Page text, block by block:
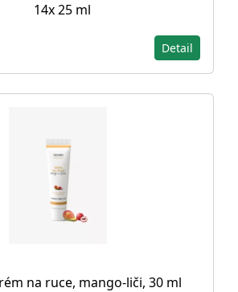
14x 25 ml
Detail
na ruce, mango-liči, 30 ml